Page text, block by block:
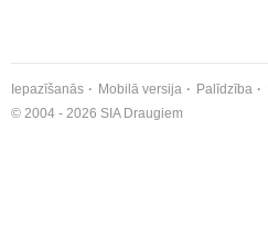
Iepazīšanās Mobilā versija Palīdzība
© 2004 - 2026 SIA Draugiem